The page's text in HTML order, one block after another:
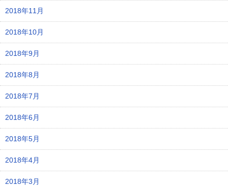
2018年11月
2018年10月
2018年9月
2018年8月
2018年7月
2018年6月
2018年5月
2018年4月
2018年3月